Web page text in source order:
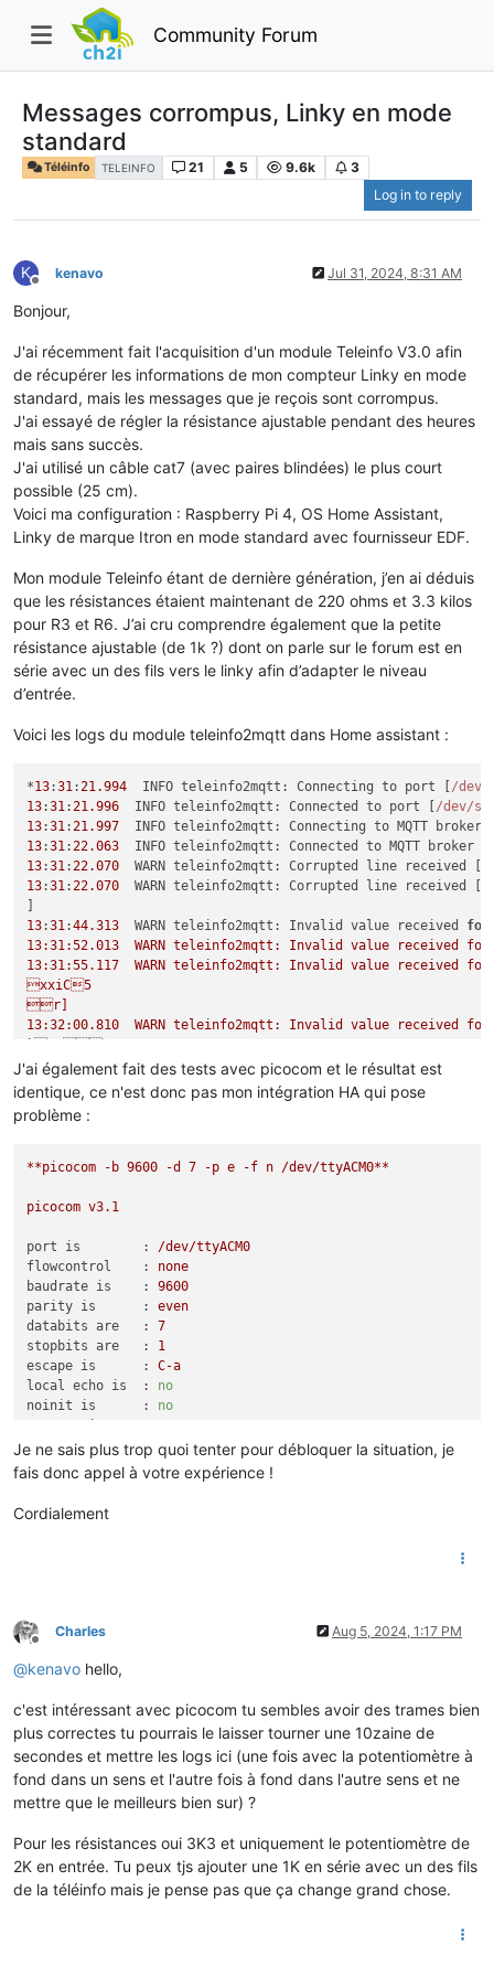
Community Forum
Messages corrompus, Linky en mode
standard
Téléinfo TELEINFO 21 5 9.6k
3
Log in to reply
K
Offline
kenavo Jul 31, 2024, 8:31 AM
Bonjour,
J'ai récemment fait l'acquisition d'un module Teleinfo V3.0 afin
de récupérer les informations de mon compteur Linky en mode
standard, mais les messages que je reçois sont corrompus.
J'ai essayé de régler la résistance ajustable pendant des heures
mais sans succès.
J'ai utilisé un câble cat7 (avec paires blindées) le plus court
possible (25 cm).
Voici ma configuration : Raspberry Pi 4, OS Home Assistant,
Linky de marque Itron en mode standard avec fournisseur EDF.
Mon module Teleinfo étant de dernière génération, j’en ai déduis
que les résistances étaient maintenant de 220 ohms et 3.3 kilos
pour R3 et R6. J’ai cru comprendre également que la petite
résistance ajustable (de 1k ?) dont on parle sur le forum est en
série avec un des fils vers le linky afin d’adapter le niveau
d’entrée.
Voici les logs du module teleinfo2mqtt dans Home assistant :
*13:31:21.994
  INFO teleinfo2mqtt: Connecting to port [
/dev/
13:31:21.996
  INFO teleinfo2mqtt: Connected to port [
/dev/s
13:31:21.997
INFO teleinfo2mqtt: Connecting to MQTT broker
13:31:22.063
INFO teleinfo2mqtt: Connected to MQTT broker
13:31:22.070
13:31:22.070
WARN teleinfo2mqtt: Corrupted line received
13:31:44.313
  WARN teleinfo2mqtt: Invalid value received
for
13:31:52.013  WARN teleinfo2mqtt: Invalid value received
13:31:55.117  WARN teleinfo2mqtt: Invalid value
xxiC5
r]

,C
f!}BHin 
13:32:01.
13:32:02. 110
  WARN teleinfo2mqtt: Corrupted line received [
J'ai également fait des tests avec picocom et le résultat est
identique, ce n'est donc pas mon intégration HA qui pose
problème :
**picocom -b 9600 -d 7 -p e -f n /dev/ttyACM0**
picocom v3.1
port is        :
/dev/ttyACM0
flowcontrol    :
none
baudrate is    :
9600
parity is      :
even
databits are   :
7
stopbits are   :
1
escape is      :
C-a
local echo is  :
no
noinit is      :
no
hangup is      : no
nolock is      :
no
send_cmd is    :
-vv
receive_cmd is :
imap is        :
exit_after is  :
exit is        :
Terminal ready
@*ELE NONUTILE NONUTILE NONUTILE NONUTILE
.

VTIC
02
J
DATE
E240718170742
I
NGTF
TEMPO
BLEU
+
Je ne sais plus trop quoi tenter pour débloquer la situation, je
fais donc appel à votre expérience !
Cordialement
Offline
Charles Aug 5, 2024, 1:17 PM
@kenavo hello,
c'est intéressant avec picocom tu sembles avoir des trames bien
plus correctes tu pourrais le laisser tourner une 10zaine de
secondes et mettre les logs ici (une fois avec la potentiomètre à
fond dans un sens et l'autre fois à fond dans l'autre sens et ne
mettre que le meilleurs bien sur) ?
Pour les résistances oui 3K3 et uniquement le potentiomètre de
2K en entrée. Tu peux tjs ajouter une 1K en série avec un des fils
de la téléinfo mais je pense pas que ça change grand chose.